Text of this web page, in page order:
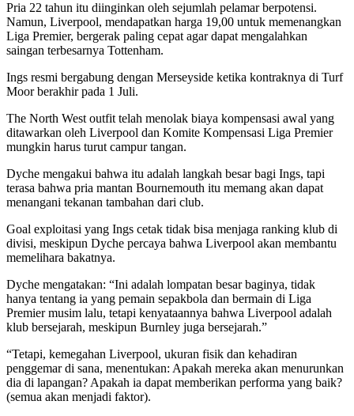
Pria 22 tahun itu diinginkan oleh sejumlah pelamar berpotensi.
Namun, Liverpool, mendapatkan harga 19,00 untuk memenangkan
Liga Premier, bergerak paling cepat agar dapat mengalahkan
saingan terbesarnya Tottenham.
Ings resmi bergabung dengan Merseyside ketika kontraknya di Turf
Moor berakhir pada 1 Juli.
The North West outfit telah menolak biaya kompensasi awal yang
ditawarkan oleh Liverpool dan Komite Kompensasi Liga Premier
mungkin harus turut campur tangan.
Dyche mengakui bahwa itu adalah langkah besar bagi Ings, tapi
terasa bahwa pria mantan Bournemouth itu memang akan dapat
menangani tekanan tambahan dari club.
Goal exploitasi yang Ings cetak tidak bisa menjaga ranking klub di
divisi, meskipun Dyche percaya bahwa Liverpool akan membantu
memelihara bakatnya.
Dyche mengatakan: “Ini adalah lompatan besar baginya, tidak
hanya tentang ia yang pemain sepakbola dan bermain di Liga
Premier musim lalu, tetapi kenyataannya bahwa Liverpool adalah
klub bersejarah, meskipun Burnley juga bersejarah.”
“Tetapi, kemegahan Liverpool, ukuran fisik dan kehadiran
penggemar di sana, menentukan: Apakah mereka akan menurunkan
dia di lapangan? Apakah ia dapat memberikan performa yang baik?
(semua akan menjadi faktor).